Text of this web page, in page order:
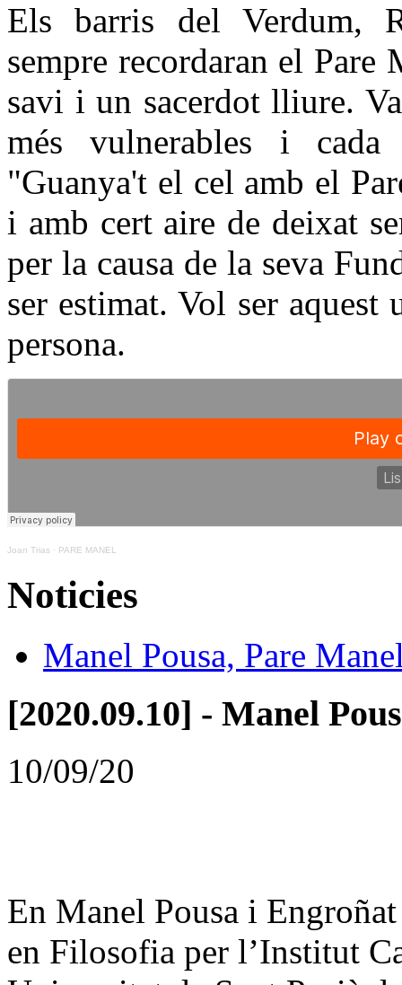
Els barris del Verdum,
sempre recordaran el
savi i un sacerdot lliure.
més vulnerables i
"Guanya't el cel amb el
i amb cert aire de deixat
per la causa de la seva
ser estimat. Vol ser aquest
persona.
Joan Trias · PARE MANEL
Noticies
Manel Pousa, Pare
[2020.09.10] - Manel
10/09/20
En Manel Pousa i
en Filosofia per l’Institut